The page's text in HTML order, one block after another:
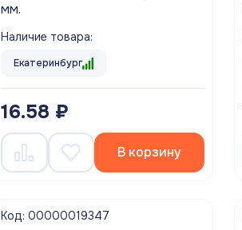
мм.
Наличие товара:
Екатеринбург
16.58 ₽
В корзину
Код: 00000019347